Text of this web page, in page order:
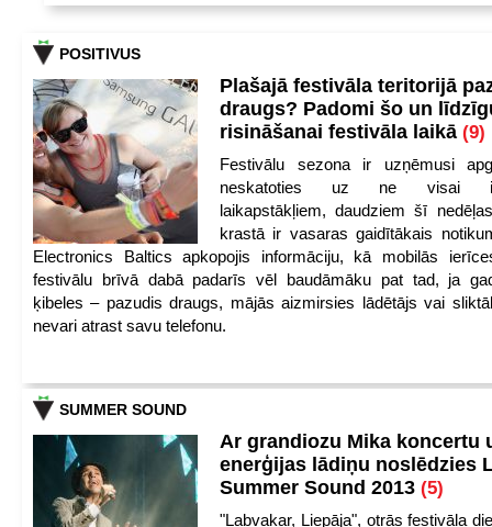
POSITIVUS
Plašajā festivāla teritorijā
draugs? Padomi šo un
risināšanai festivāla laikā (9)
Festivālu sezona ir uzņēmusi
neskatoties uz ne visai
laikapstākļiem, daudziem šī
krastā ir vasaras gaidītākais
Electronics Baltics apkopojis informāciju, kā mobilās
festivālu brīvā dabā padarīs vēl baudāmāku pat tad, ja
ķibeles – pazudis draugs, mājās aizmirsies lādētājs vai
nevari atrast savu telefonu.
SUMMER SOUND
Ar grandiozu Mika koncertu
enerģijas lādiņu noslēdzies
Summer Sound 2013 (5)
"Labvakar, Liepāja", otrās festivāla